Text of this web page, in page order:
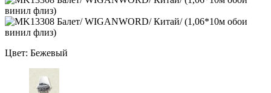
Цвет: Бежевый